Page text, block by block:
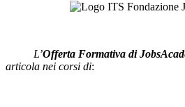
L’Offerta Formativa di
articola nei corsi di: